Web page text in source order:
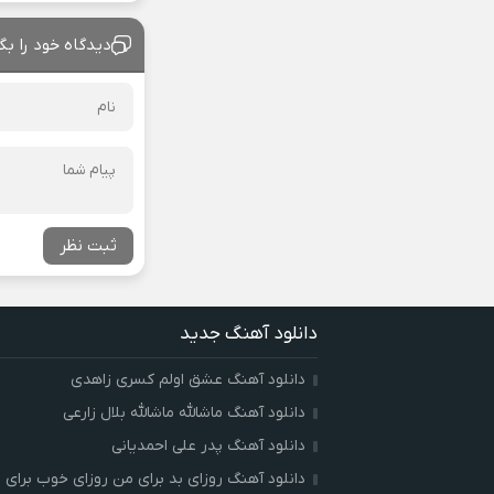
دیدگاه خود را
ثبت نظر
دانلود آهنگ جدید
دانلود آهنگ عشق اولم کسری زاهدی
دانلود آهنگ ماشالله ماشالله بلال زارعی
دانلود آهنگ پدر علی احمدیانی
دانلود آهنگ روزای بد برای من روزای خوب برای